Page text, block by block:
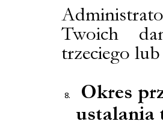
Twoich
trzeciego
Okres
ustalania